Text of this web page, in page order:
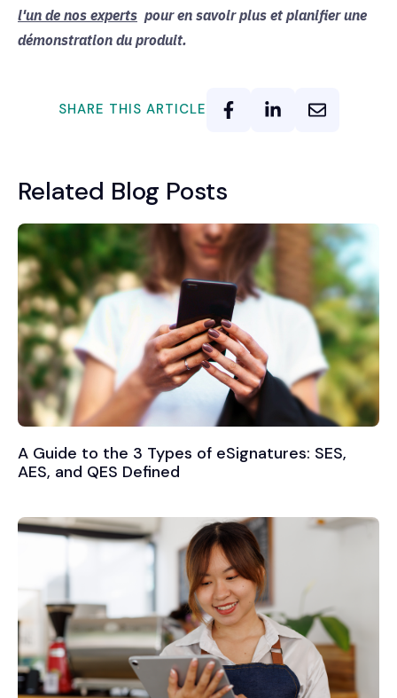
l'un de nos experts pour en savoir plus et planifier une
démonstration du produit.
SHARE THIS ARTICLE
Related Blog Posts
A Guide to the 3 Types of eSignatures: SES,
AES, and QES Defined